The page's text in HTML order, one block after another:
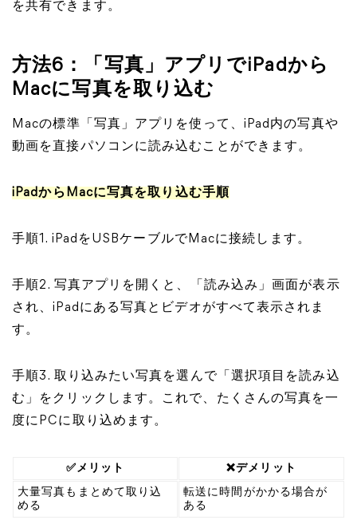
を共有できます。
方法6：「写真」アプリでiPadから
Macに写真を取り込む
Macの標準「写真」アプリを使って、iPad内の写真や
動画を直接パソコンに読み込むことができます。
iPadからMacに写真を取り込む手順
手順1. iPadをUSBケーブルでMacに接続します。
手順2. 写真アプリを開くと、「読み込み」画面が表示
され、iPadにある写真とビデオがすべて表示されま
す。
手順3. 取り込みたい写真を選んで「選択項目を読み込
む」をクリックします。これで、たくさんの写真を一
度にPCに取り込めます。
✅メリット
❌デメリット
大量写真もまとめて取り込
める
転送に時間がかかる場合が
ある